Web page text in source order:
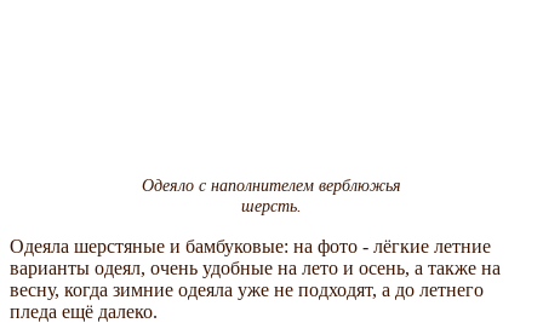
Одеяло с наполнителем верблюжья
шерсть.
Одеяла шерстяные и бамбуковые: на фото - лёгкие летние
варианты одеял, очень удобные на лето и осень, а также на
весну, когда зимние одеяла уже не подходят, а до летнего
пледа ещё далеко.